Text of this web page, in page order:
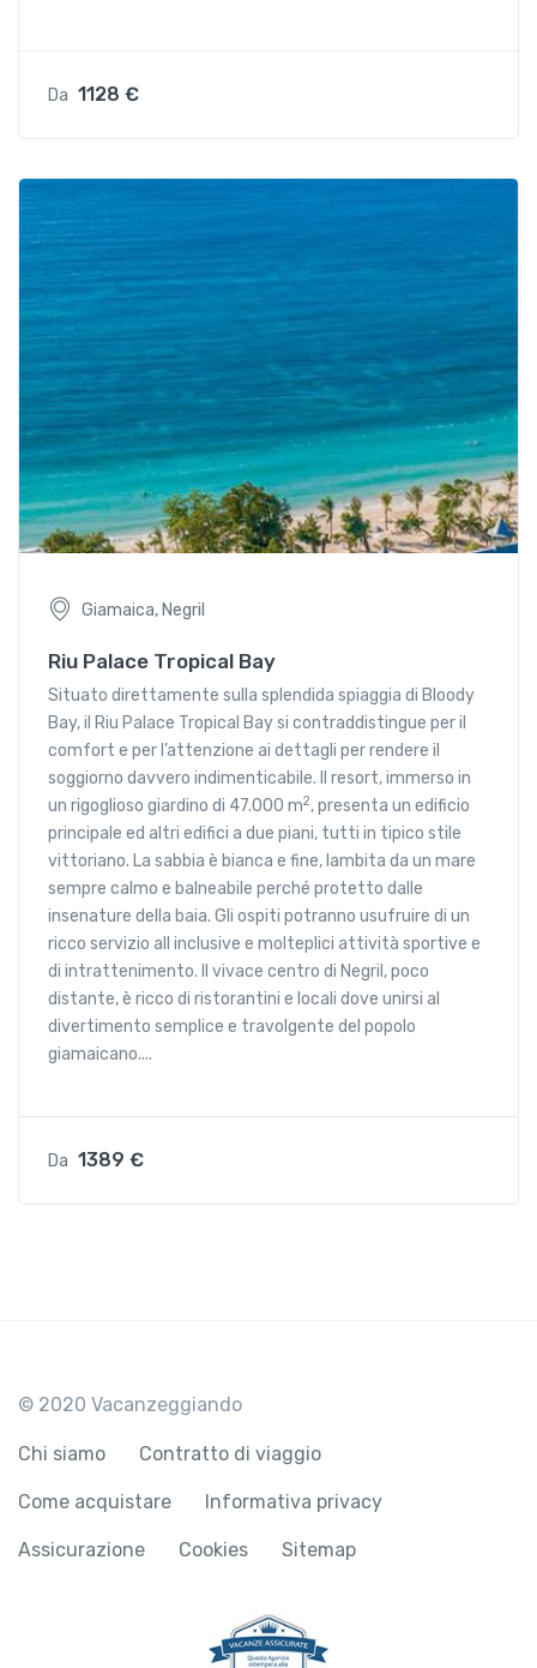
Da 1128 €
Giamaica, Negril
Riu Palace Tropical Bay
Situato direttamente sulla splendida spiaggia di Bloody
Bay, il Riu Palace Tropical Bay si contraddistingue per il
comfort e per l’attenzione ai dettagli per rendere il
soggiorno davvero indimenticabile. Il resort, immerso in
un rigoglioso giardino di 47.000 m2, presenta un edificio
principale ed altri edifici a due piani, tutti in tipico stile
vittoriano. La sabbia è bianca e fine, lambita da un mare
sempre calmo e balneabile perché protetto dalle
insenature della baia. Gli ospiti potranno usufruire di un
ricco servizio all inclusive e molteplici attività sportive e
di intrattenimento. Il vivace centro di Negril, poco
distante, è ricco di ristorantini e locali dove unirsi al
divertimento semplice e travolgente del popolo
giamaicano....
Da 1389 €
© 2020 Vacanzeggiando
Chi siamo Contratto di viaggio
Come acquistare Informativa privacy
Assicurazione Cookies Sitemap